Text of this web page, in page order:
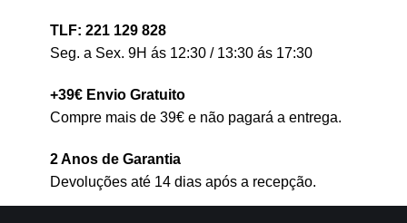
TLF: 221 129 828
Seg. a Sex. 9H ás 12:30 / 13:30 ás 17:30
+39€ Envio Gratuito
Compre mais de 39€ e não pagará a entrega.
2 Anos de Garantia
Devoluções até 14 dias após a recepção.